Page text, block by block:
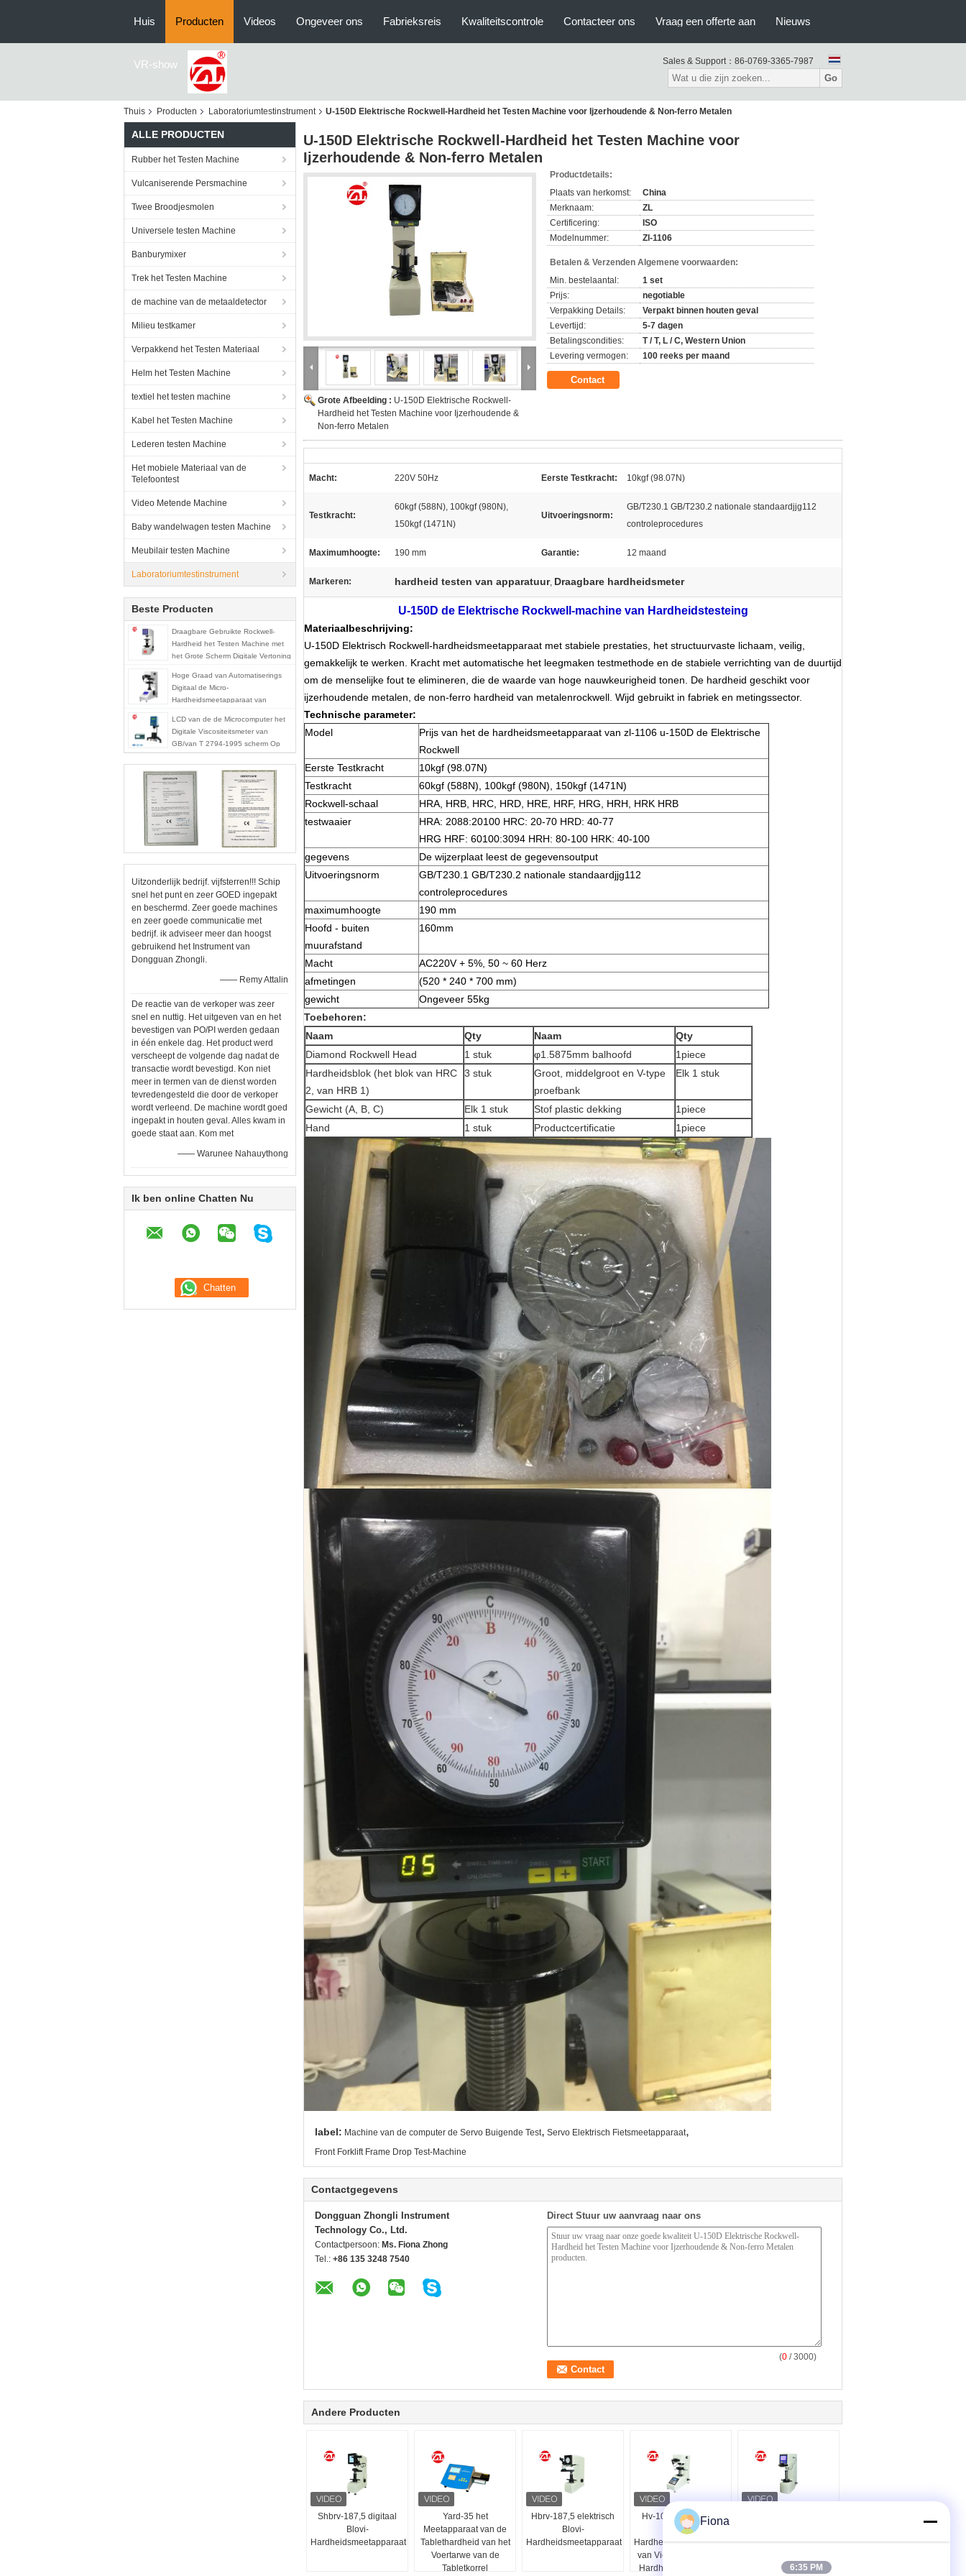
Huis Producten Videos Ongeveer ons Fabrieksreis Kwaliteitscontrole Contacteer ons Vraag een offerte aan Nieuws
VR-show Sales & Support： 86-0769-3365-7987
Go
Thuis Producten Laboratoriumtestinstrument U-150D Elektrische Rockwell-Hardheid het Testen Machine voor Ijzerhoudende & Non-ferro Metalen
ALLE PRODUCTEN
Rubber het Testen Machine
Vulcaniserende Persmachine
Twee Broodjesmolen
Universele testen Machine
Banburymixer
Trek het Testen Machine
de machine van de metaaldetector
Milieu testkamer
Verpakkend het Testen Materiaal
Helm het Testen Machine
textiel het testen machine
Kabel het Testen Machine
Lederen testen Machine
Het mobiele Materiaal van de
Telefoontest
Video Metende Machine
Baby wandelwagen testen Machine
Meubilair testen Machine
Laboratoriumtestinstrument
Beste Producten
Draagbare Gebruikte Rockwell-
Hardheid het Testen Machine met
het Grote Scherm Digitale Vertoning
Hoge Graad van Automatiserings
Digitaal de Micro-
Hardheidsmeetapparaat van
LCD van de de Microcomputer het
Digitale Viscositeitsmeter van
GB/van T 2794-1995 scherm Op
hoge temperatuur
Uitzonderlijk bedrijf. vijfsterren!!! Schip
snel het punt en zeer GOED ingepakt
en beschermd. Zeer goede machines
en zeer goede communicatie met
bedrijf. ik adviseer meer dan hoogst
gebruikend het Instrument van
Dongguan Zhongli.
—— Remy Attalin
De reactie van de verkoper was zeer
snel en nuttig. Het uitgeven van en het
bevestigen van PO/PI werden gedaan
in één enkele dag. Het product werd
verscheept de volgende dag nadat de
transactie wordt bevestigd. Kon niet
meer in termen van de dienst worden
tevredengesteld die door de verkoper
wordt verleend. De machine wordt goed
ingepakt in houten geval. Alles kwam in
goede staat aan. Kom met
—— Warunee Nahauythong
Ik ben online Chatten Nu
U-150D Elektrische Rockwell-Hardheid het Testen Machine voor
Ijzerhoudende & Non-ferro Metalen
Grote Afbeelding : U-150D Elektrische Rockwell-
Hardheid het Testen Machine voor Ijzerhoudende &
Non-ferro Metalen
Productdetails:
Plaats van herkomst:
China
Merknaam:
ZL
Certificering:
ISO
Modelnummer:
Zl-1106
Betalen & Verzenden Algemene voorwaarden:
Min. bestelaantal:
1 set
Prijs:
negotiable
Verpakking Details:
Verpakt binnen houten geval
Levertijd:
5-7 dagen
Betalingscondities:
T / T, L / C, Western Union
Levering vermogen:
100 reeks per maand
Contact
Macht: 220V 50Hz Eerste Testkracht: 10kgf (98.07N)
Testkracht:
60kgf (588N), 100kgf (980N),
150kgf (1471N)
Uitvoeringsnorm:
GB/T230.1 GB/T230.2 nationale standaardjjg112
controleprocedures
Maximumhoogte: 190 mm Garantie: 12 maand
Markeren: hardheid testen van apparatuur, Draagbare hardheidsmeter
U-150D de Elektrische Rockwell-machine van Hardheidstesteing
Materiaalbeschrijving:
U-150D Elektrisch Rockwell-hardheidsmeetapparaat met stabiele prestaties, het structuurvaste lichaam, veilig,
gemakkelijk te werken. Kracht met automatische het leegmaken testmethode en de stabiele verrichting van de duurtijd
om de menselijke fout te elimineren, die de waarde van hoge nauwkeurigheid tonen. De hardheid geschikt voor
ijzerhoudende metalen, de non-ferro hardheid van metalenrockwell. Wijd gebruikt in fabriek en metingssector.
Technische parameter:
Model
Prijs van het de hardheidsmeetapparaat van zl-1106 u-150D de Elektrische
Rockwell
Eerste Testkracht
10kgf (98.07N)
Testkracht
60kgf (588N), 100kgf (980N), 150kgf (1471N)
Rockwell-schaal
HRA, HRB, HRC, HRD, HRE, HRF, HRG, HRH, HRK HRB
testwaaier
HRA: 2088:20100 HRC: 20-70 HRD: 40-77
HRG HRF: 60100:3094 HRH: 80-100 HRK: 40-100
gegevens
De wijzerplaat leest de gegevensoutput
Uitvoeringsnorm
GB/T230.1 GB/T230.2 nationale standaardjjg112
controleprocedures
maximumhoogte
190 mm
Hoofd - buiten
muurafstand
160mm
Macht
AC220V + 5%, 50 ~ 60 Herz
afmetingen
(520 * 240 * 700 mm)
gewicht
Ongeveer 55kg
Toebehoren:
Naam
Qty Naam
Qty
Diamond Rockwell Head
1 stuk φ1.5875mm balhoofd
1piece
Hardheidsblok (het blok van HRC
2, van HRB 1)
3 stuk
Groot, middelgroot en V-type
proefbank
Elk 1 stuk
Gewicht (A, B, C) Elk 1 stuk Stof plastic dekking
1piece
Hand
1 stuk Productcertificatie 1piece
label: Machine van de computer de Servo Buigende Test, Servo Elektrisch Fietsmeetapparaat,
Front Forklift Frame Drop Test-Machine
Contactgegevens
Dongguan Zhongli Instrument
Technology Co., Ltd.
Contactpersoon: Ms. Fiona Zhong
Tel.: +86 135 3248 7540
Direct Stuur uw aanvraag naar ons
(0 / 3000)
Andere Producten
Shbrv-187,5 digitaal
Blovi-
Hardheidsmeetapparaat
Yard-35 het
Meetapparaat van de
Tablethardheid van het
Voertarwe van de
Tabletkorrel
Hbrv-187,5 elektrisch
Blovi-
Hardheidsmeetapparaat
Hv-1000 Digitaal de
Micro-
Hardheidsmeetapparaat
van Vickers, de Micro-
Hardheid van Vickers
van Touch screen
Meetapparaat van de
Fiona
6:35 PM